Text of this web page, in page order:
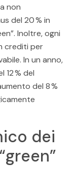
non
del 20 % in
Inoltre, ogni
crediti per
In un anno,
12 % del
del 8 %
dei